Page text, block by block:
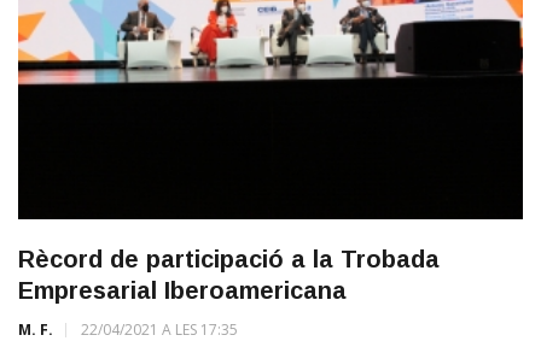
Rècord de participació a la Trobada
Empresarial Iberoamericana
M. F. 22/04/2021 A LES 17:35